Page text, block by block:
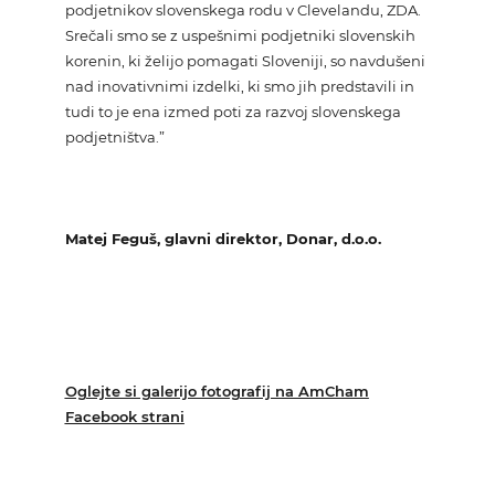
podjetnikov slovenskega rodu v Clevelandu, ZDA.
Srečali smo se z uspešnimi podjetniki slovenskih
korenin, ki želijo pomagati Sloveniji, so navdušeni
nad inovativnimi izdelki, ki smo jih predstavili in
tudi to je ena izmed poti za razvoj slovenskega
podjetništva.”
Matej Feguš, glavni direktor, Donar, d.o.o.
Oglejte si galerijo fotografij na AmCham
Facebook strani